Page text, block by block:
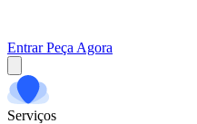
Entrar Peça Agora
Serviços